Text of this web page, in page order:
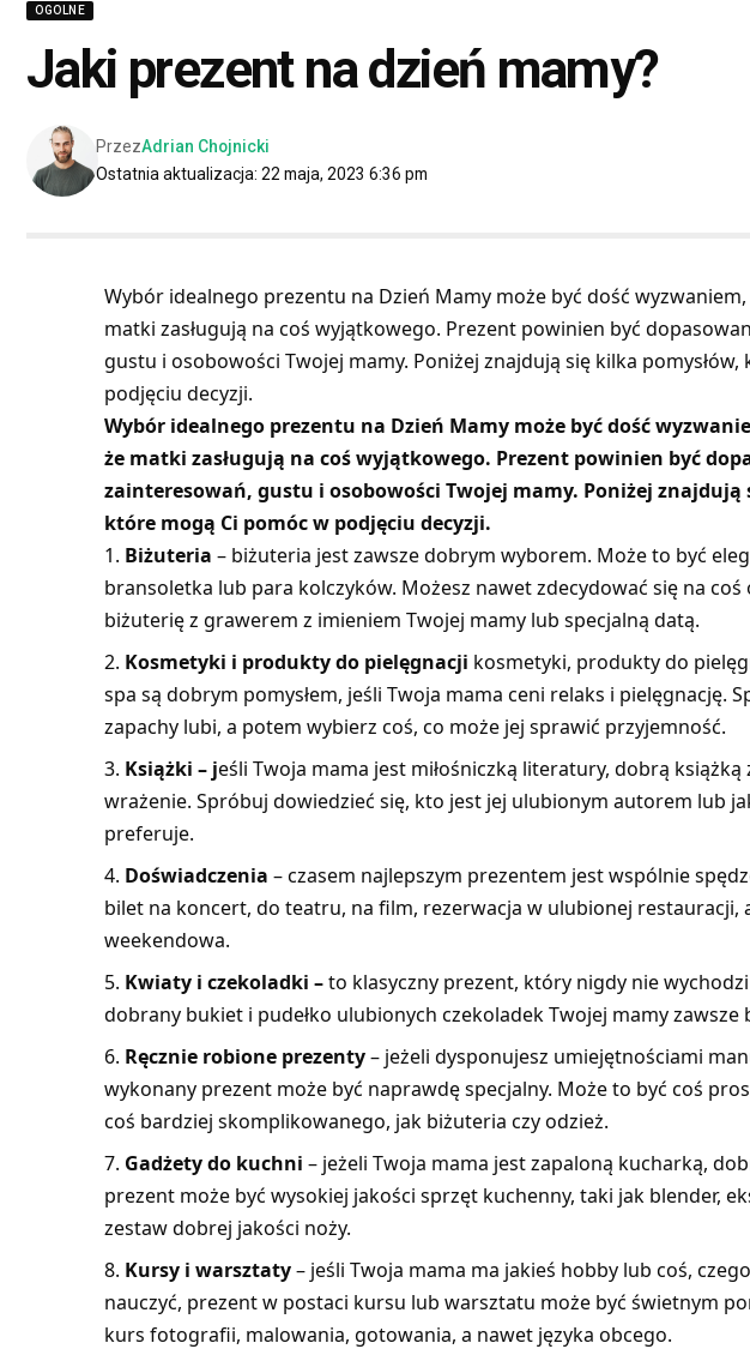
OGOLNE
Jaki prezent na dzień mamy?
Ostatnia aktualizacja: 22 maja, 2023 6:36 pm
PrzezAdrian Chojnicki
Wybór idealnego prezentu na Dzień Mamy może być dość
matki zasługują na coś wyjątkowego. Prezent powinien być
gustu i osobowości Twojej mamy. Poniżej znajdują się kilka
podjęciu decyzji.
Wybór idealnego prezentu na Dzień Mamy może być dość
że matki zasługują na coś wyjątkowego. Prezent powinien być
zainteresowań, gustu i osobowości Twojej mamy. Poniżej znajdują
które mogą Ci pomóc w podjęciu decyzji.
Biżuteria – biżuteria jest zawsze dobrym wyborem. Może to być
bransoletka lub para kolczyków. Możesz nawet zdecydować się na coś
biżuterię z grawerem z imieniem Twojej mamy lub specjalną datą.
Kosmetyki i produkty do pielęgnacji kosmetyki, produkty do
spa są dobrym pomysłem, jeśli Twoja mama ceni relaks i pielęgnację.
zapachy lubi, a potem wybierz coś, co może jej sprawić przyjemność.
Książki – jeśli Twoja mama jest miłośniczką literatury, dobrą książką
wrażenie. Spróbuj dowiedzieć się, kto jest jej ulubionym autorem lub
preferuje.
Doświadczenia – czasem najlepszym prezentem jest wspólnie
bilet na koncert, do teatru, na film, rezerwacja w ulubionej restauracji,
weekendowa.
Kwiaty i czekoladki –to klasyczny prezent, który nigdy nie
dobrany bukiet i pudełko ulubionych czekoladek Twojej mamy
Ręcznie robione prezenty– jeżeli dysponujesz umiejętnościami
wykonany prezent może być naprawdę specjalny. Może to być coś
coś bardziej skomplikowanego, jak biżuteria czy odzież.
Gadżety do kuchni – jeżeli Twoja mama jest zapaloną kucharką,
prezent może być wysokiej jakości sprzęt kuchenny, taki jak blender,
zestaw dobrej jakości noży.
Kursy i warsztaty– jeśli Twoja mama ma jakieś hobby lub coś,
nauczyć, prezent w postaci kursu lub warsztatu może być świetnym
kurs fotografii, malowania, gotowania, a nawet języka obcego.